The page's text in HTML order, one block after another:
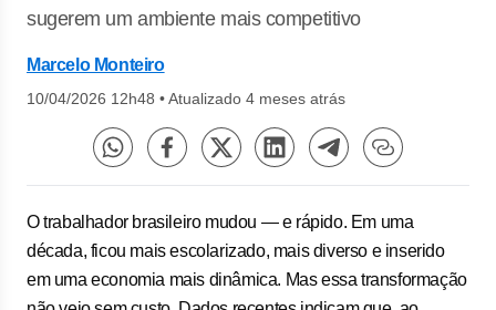
sugerem um ambiente mais competitivo
Marcelo Monteiro
10/04/2026 12h48 •Atualizado 4 meses atrás
O trabalhador brasileiro mudou — e rápido. Em uma
década, ficou mais escolarizado, mais diverso e inserido
em uma economia mais dinâmica. Mas essa transformação